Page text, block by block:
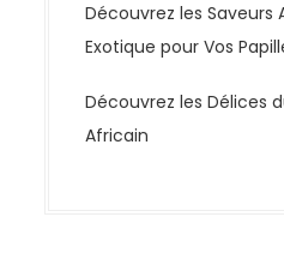
Découvrez les Saveurs
Exotique pour Vos
Découvrez les Délices
Africain